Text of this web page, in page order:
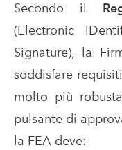
Secondo il
(Electronic
Signature), la
soddisfare
molto più
pulsante di
la FEA deve: